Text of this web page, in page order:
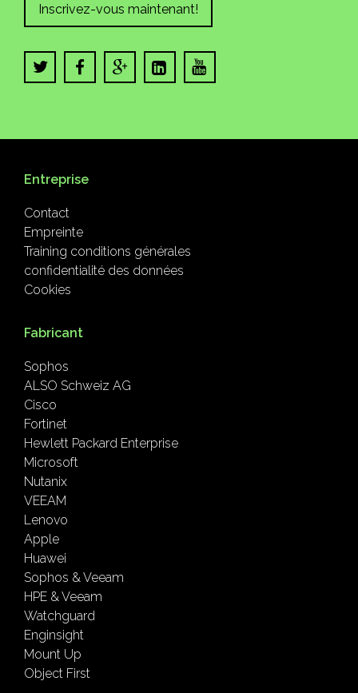
Inscrivez-vous maintenant!
Entreprise
Contact
Empreinte
Training conditions générales
confidentialité des données
Cookies
Fabricant
Sophos
ALSO Schweiz AG
Cisco
Fortinet
Hewlett Packard Enterprise
Microsoft
Nutanix
VEEAM
Lenovo
Apple
Huawei
Sophos & Veeam
HPE & Veeam
Watchguard
Enginsight
Mount Up
Object First